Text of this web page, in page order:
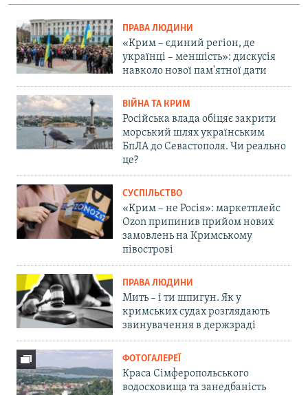
ПРАВА ЛЮДИНИ
«Крим – єдиний регіон, де
українці – меншість»: дискусія
навколо нової пам'ятної дати
ВІЙНА ТА КРИМ
Російська влада обіцяє закрити
морський шлях українським
БпЛА до Севастополя. Чи реально
це?
СУСПІЛЬСТВО
«Крим – не Росія»: маркетплейс
Ozon припинив прийом нових
замовлень на Кримському
півострові
ПРАВА ЛЮДИНИ
Мить – і ти шпигун. Як у
кримських судах розглядають
звинувачення в держзраді
ФОТОГАЛЕРЕЇ
Краса Сімферопольського
водосховища та занедбаність